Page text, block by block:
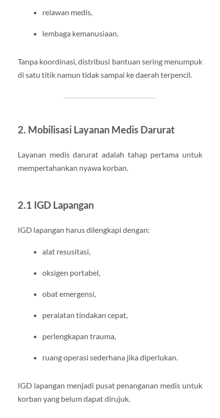
relawan medis,
lembaga kemanusiaan.
Tanpa koordinasi, distribusi bantuan sering menumpuk
di satu titik namun tidak sampai ke daerah terpencil.
2. Mobilisasi Layanan Medis Darurat
Layanan medis darurat adalah tahap pertama untuk
mempertahankan nyawa korban.
2.1 IGD Lapangan
IGD lapangan harus dilengkapi dengan:
alat resusitasi,
oksigen portabel,
obat emergensi,
peralatan tindakan cepat,
perlengkapan trauma,
ruang operasi sederhana jika diperlukan.
IGD lapangan menjadi pusat penanganan medis untuk
korban yang belum dapat dirujuk.